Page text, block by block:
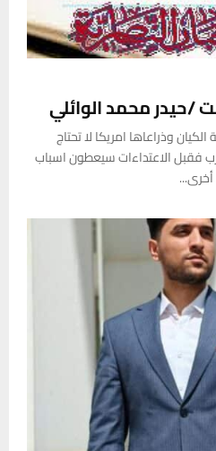
/حيدر محمد الوائلي
وذراعاها امريكا لا تحتاج
فقبل الاعتداءات سيعطون اسباب
أخرى...